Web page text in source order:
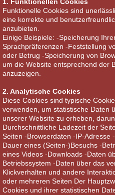
Funktionelle Cookies sind
eine korrekte und
anzubieten.
Einige Beispiele: -Speicherung
Sprachpräferenzen -Feststellung
oder Betrug -Speicherung von
um die Website entsprechend der
anzuzeigen.
2. Analytische Cookies
Diese Cookies sind typische
verwenden, um statistische Daten
unserer Website zu erheben,
Durchschnittliche Ladezeit der
Seiten -Browserdaten -IP-Adresse
Dauer eines (Seiten-)Besuchs -
eines Videos -Downloads -Daten
Betriebssystem -Daten über das
Klickverhalten und andere
oder mehreren Seiten Der
Cookies und ihrer statistischen